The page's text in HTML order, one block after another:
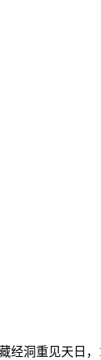
经洞重见天日